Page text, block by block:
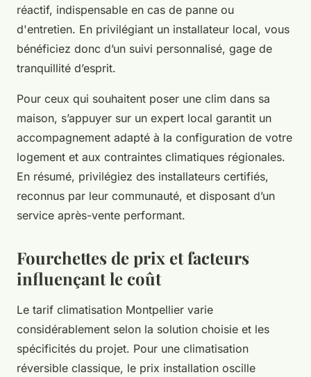
réactif, indispensable en cas de panne ou
d'entretien. En privilégiant un installateur local, vous
bénéficiez donc d’un suivi personnalisé, gage de
tranquillité d’esprit.
Pour ceux qui souhaitent poser une clim dans sa
maison, s’appuyer sur un expert local garantit un
accompagnement adapté à la configuration de votre
logement et aux contraintes climatiques régionales.
En résumé, privilégiez des installateurs certifiés,
reconnus par leur communauté, et disposant d’un
service après-vente performant.
Fourchettes de prix et facteurs
influençant le coût
Le tarif climatisation Montpellier varie
considérablement selon la solution choisie et les
spécificités du projet. Pour une climatisation
réversible classique, le prix installation oscille